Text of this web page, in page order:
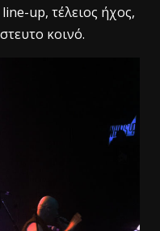
up, τέλειος ήχος,
κοινό.